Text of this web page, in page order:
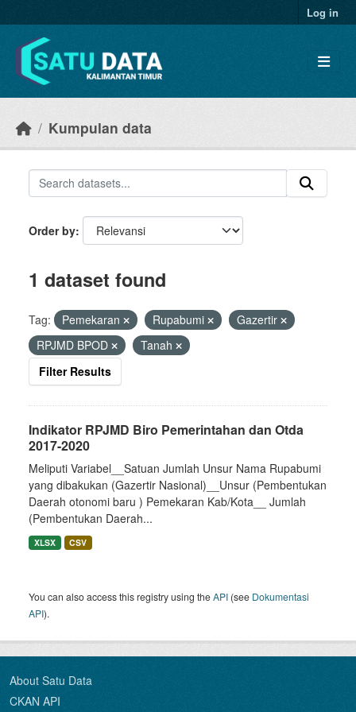
Log in
Kumpulan data
Order by
1 dataset found
Tag: Pemekaran Rupabumi
Gazertir
RPJMD BPOD
Tanah
Filter Results
Indikator RPJMD Biro Pemerintahan dan Otda
2017-2020
Meliputi Variabel__Satuan Jumlah Unsur Nama Rupabumi
yang dibakukan (Gazertir Nasional)__Unsur (Pembentukan
Daerah otonomi baru ) Pemekaran Kab/Kota__ Jumlah
(Pembentukan Daerah...
XLSX CSV
You can also access this registry using theAPI (see Dokumentasi
API).
About Satu Data
CKAN API